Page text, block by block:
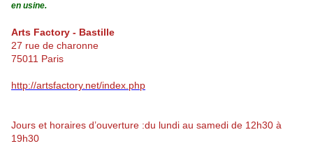
en usine.
Arts Factory - Bastille
27 rue de charonne
75011 Paris
http://artsfactory.net/index.php
Jours et horaires d’ouverture :du lundi au samedi de 12h30 à
19h30